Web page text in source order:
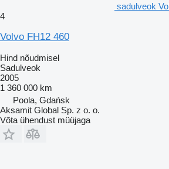
sadulveok
4
Volvo FH12 460
Hind nõudmisel
Sadulveok
2005
1 360 000 km
Poola, Gdańsk
Aksamit Global Sp. z o. o.
Võta ühendust müüjaga